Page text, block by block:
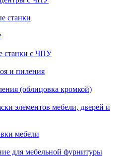
станки
станки с ЧПУ
и пиления
(облицовка кромкой)
элементов мебели, дверей и
мебели
для мебельной фурнитуры